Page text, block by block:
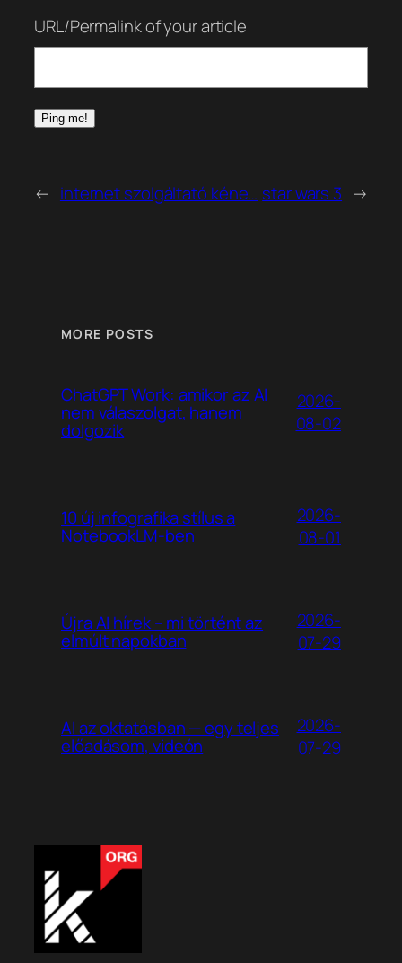
URL/Permalink of your article
← internet szolgáltató kéne… star wars 3 →
MORE POSTS
ChatGPT Work: amikor az AI
nem válaszolgat, hanem
dolgozik
2026-
08-02
10 új infografika stílus a
NotebookLM-ben
2026-
08-01
Újra AI hírek – mi történt az
elmúlt napokban
2026-
07-29
AI az oktatásban — egy teljes
előadásom, videón
2026-
07-29